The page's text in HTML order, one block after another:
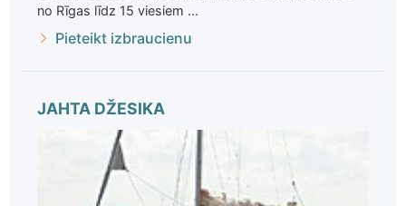
no Rīgas līdz 15 viesiem ...
Pieteikt izbraucienu
JAHTA DŽESIKA